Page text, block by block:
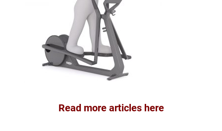
Read more articles here